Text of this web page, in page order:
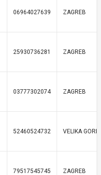
06964027639 ZAGREB
25930736281 ZAGREB
03777302074 ZAGREB
52460524732 VELIKA
79517545745 ZAGREB